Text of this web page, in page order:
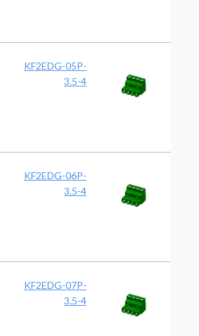
KF2EDG-05P-
3.5-4
KF2EDG-06P-
3.5-4
KF2EDG-07P-
3.5-4